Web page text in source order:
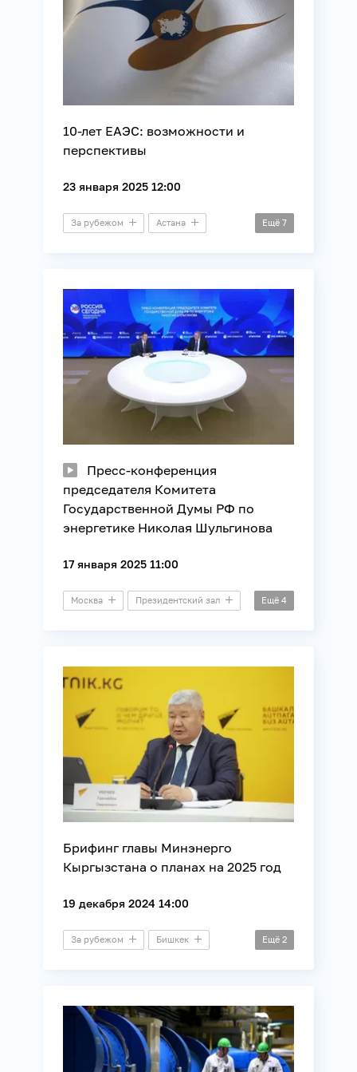
10-лет ЕАЭС: возможности и
перспективы
23 января 2025 12:00
За рубежом Астана
Международные отношения
Финансы Энергетика
Ещё 7
Пресс-конференция
председателя Комитета
Государственной Думы РФ по
энергетике Николая Шульгинова
17 января 2025 11:00
Москва Президентский зал Ещё 4
Брифинг главы Минэнерго
Кыргызстана о планах на 2025 год
19 декабря 2024 14:00
За рубежом Бишкек Ещё 2